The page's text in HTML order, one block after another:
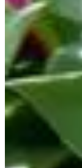
Publié le
Les amateurs de
Cependant,
fondamentales
au long de la